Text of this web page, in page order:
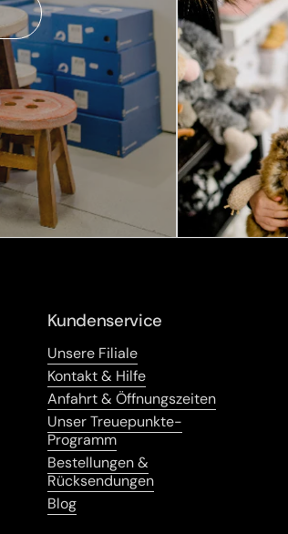
Kundenservice
Unsere Filiale
Kontakt & Hilfe
Anfahrt & Öffnungszeiten
Unser Treuepunkte-
Programm
Bestellungen &
Rücksendungen
Blog